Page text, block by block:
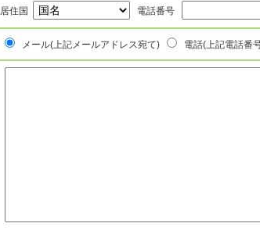
居住国 電話番号
メール(上記メールアドレス宛て) 電話(上記電話番